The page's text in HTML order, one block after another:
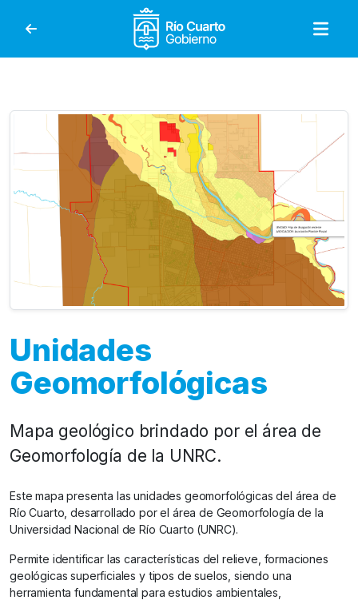
Gobierno de Río
Unidades
Geomorfológicas
Mapa geológico brindado por el área de
Geomorfología de la UNRC.
Este mapa presenta las unidades geomorfológicas del área de
Río Cuarto, desarrollado por el área de Geomorfología de la
Universidad Nacional de Río Cuarto (UNRC).
Permite identificar las características del relieve, formaciones
geológicas superficiales y tipos de suelos, siendo una
herramienta fundamental para estudios ambientales,